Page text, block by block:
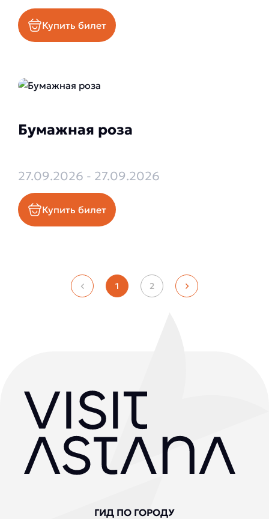
Купить билет
Бумажная роза
27.09.2026 - 27.09.2026
Купить билет
1 2
ГИД ПО ГОРОДУ